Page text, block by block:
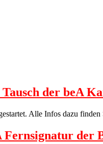
der beA
Alle Infos dazu finden
Fernsignatur der